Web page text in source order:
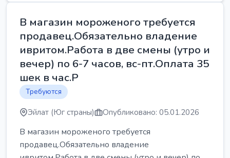
В магазин мороженого требуется
продавец.Обязательно владение
ивритом.Работа в две смены (утро и
вечер) по 6-7 часов, вс-пт.Оплата 35
шек в час.Р
Требуются
Эйлат (Юг страны) Опубликовано: 05.01.2026
В магазин мороженого требуется
продавец.Обязательно владение